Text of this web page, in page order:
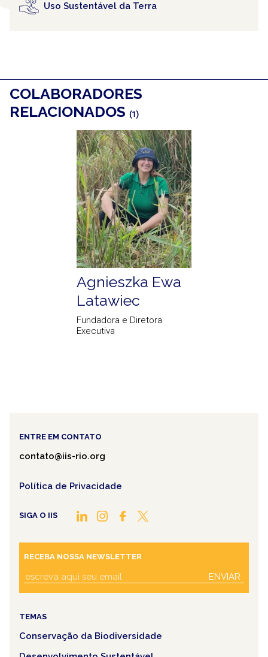
Uso Sustentável da Terra
COLABORADORES
RELACIONADOS (1)
Agnieszka Ewa
Latawiec
Fundadora e Diretora
Executiva
ENTRE EM CONTATO
contato@iis-rio.org
Política de Privacidade
SIGA O IIS
RECEBA NOSSA NEWSLETTER
ENVIAR
TEMAS
Conservação da Biodiversidade